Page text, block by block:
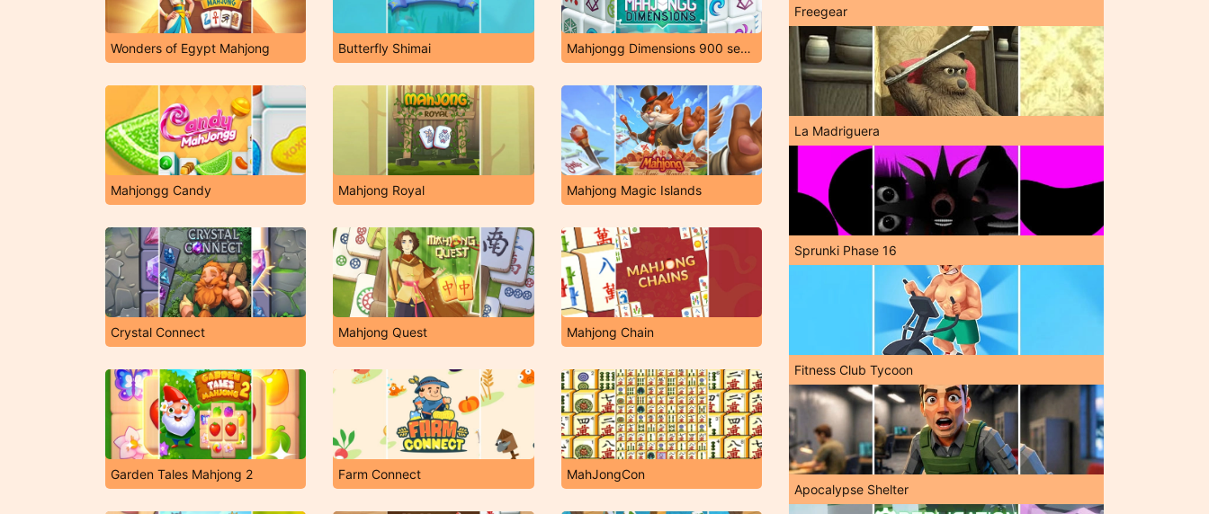
Wonders of Egypt Mahjong Butterfly Shimai Mahjongg Dimensions 900 seconds
Mahjongg Candy Mahjong Royal Mahjong Magic Islands
Crystal Connect Mahjong Quest Mahjong Chain
Garden Tales Mahjong 2 Farm Connect MahJongCon
Freegear
La Madriguera
Sprunki Phase 16
Fitness Club Tycoon
Apocalypse Shelter